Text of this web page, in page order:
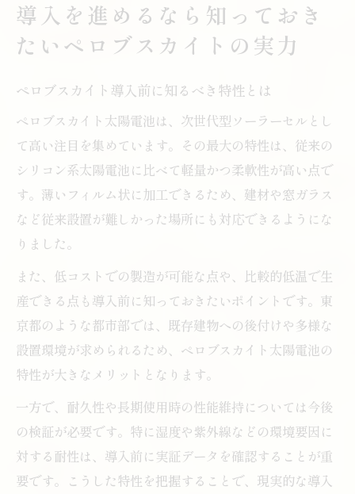
導入を進めるなら知っておき
たいペロブスカイトの実力
ペロブスカイト導入前に知るべき特性とは
ペロブスカイト太陽電池は、次世代型ソーラーセルとし
て高い注目を集めています。その最大の特性は、従来の
シリコン系太陽電池に比べて軽量かつ柔軟性が高い点で
す。薄いフィルム状に加工できるため、建材や窓ガラス
など従来設置が難しかった場所にも対応できるようにな
りました。
また、低コストでの製造が可能な点や、比較的低温で生
産できる点も導入前に知っておきたいポイントです。東
京都のような都市部では、既存建物への後付けや多様な
設置環境が求められるため、ペロブスカイト太陽電池の
特性が大きなメリットとなります。
一方で、耐久性や長期使用時の性能維持については今後
の検証が必要です。特に湿度や紫外線などの環境要因に
対する耐性は、導入前に実証データを確認することが重
要です。こうした特性を把握することで、現実的な導入